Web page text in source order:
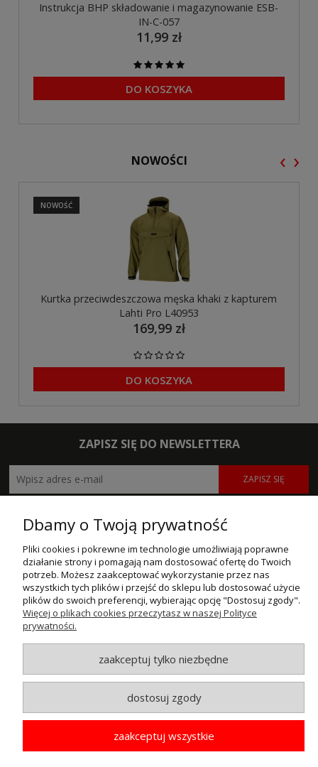
Instrukcja BHP składowanie i magazynowanie ESB-
IN-C-057
11,99 zł
DO KOSZYKA
NOWOŚCI
Kurtka przeciwdeszczowa męska khaki z kapturem
Lahti Pro L40953
169,99 zł
DO KOSZYKA
NOWOŚĆ
‹ ›
ZAPISZ SIĘ DO NEWSLETTERA
ZAPISZ SIĘ
MOJE KONTO
PŁATNOŚCI I DOSTAWA
INFORMACJE
O NAS
© MAXSOTE 2026.Wszystkie prawa zastrzeżone.
pokaż pełną wersję strony
Dbamy o Twoją prywatność
Pliki cookies i pokrewne im technologie umożliwiają poprawne
działanie strony i pomagają nam dostosować ofertę do Twoich
potrzeb. Możesz zaakceptować wykorzystanie przez nas
wszystkich tych plików i przejść do sklepu lub dostosować użycie
plików do swoich preferencji, wybierając opcję "Dostosuj zgody".
Więcej o plikach cookies przeczytasz w naszej Polityce
prywatności.
zaakceptuj tylko niezbędne
dostosuj zgody
zaakceptuj wszystkie